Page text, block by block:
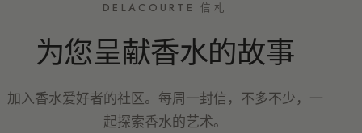
DELACOURTE 信札
为您呈献香水的故事
加入香水爱好者的社区。每周一封信，不多不少，一
起探索香水的艺术。